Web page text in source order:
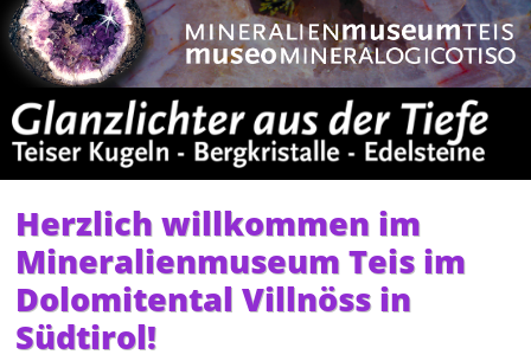
Herzlich willkommen im
Mineralienmuseum Teis im
Dolomitental Villnöss in
Südtirol!